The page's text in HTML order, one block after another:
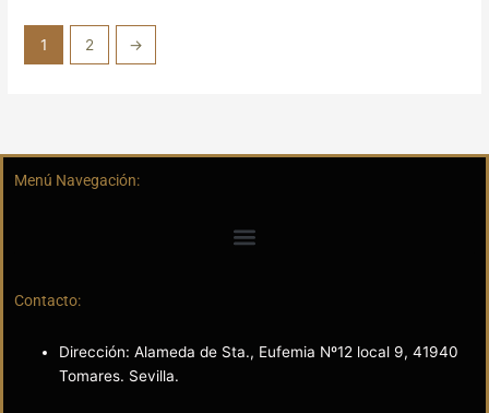
1 2 →
Menú Navegación:
Contacto:
Dirección: Alameda de Sta., Eufemia Nº12 local 9, 41940
Tomares. Sevilla.